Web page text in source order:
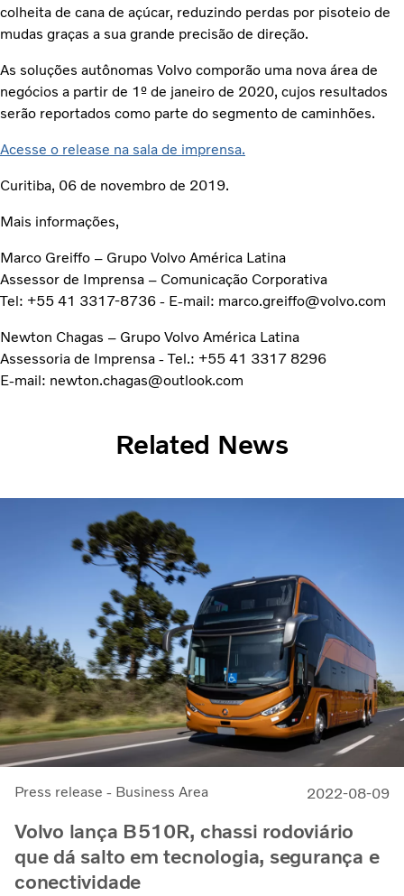
colheita de cana de açúcar, reduzindo perdas por pisoteio de
mudas graças a sua grande precisão de direção.
As soluções autônomas Volvo comporão uma nova área de
negócios a partir de 1º de janeiro de 2020, cujos resultados
serão reportados como parte do segmento de caminhões.
Acesse o release na sala de imprensa.
Curitiba, 06 de novembro de 2019.
Mais informações,
Marco Greiffo – Grupo Volvo América Latina
Assessor de Imprensa – Comunicação Corporativa
Tel: +55 41 3317-8736 - E-mail: marco.greiffo@volvo.com
Newton Chagas – Grupo Volvo América Latina
Assessoria de Imprensa - Tel.: +55 41 3317 8296
E-mail: newton.chagas@outlook.com
Related News
Press release - Business Area 2022-08-09
Volvo lança B510R, chassi rodoviário
que dá salto em tecnologia, segurança e
conectividade